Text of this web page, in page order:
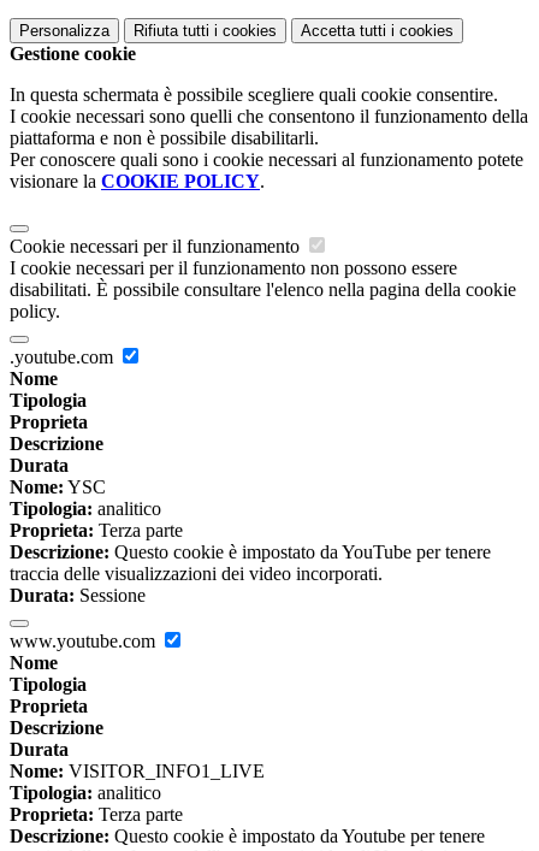
Personalizza Rifiuta tutti i cookies Accetta tutti i cookies
Gestione cookie
In questa schermata è possibile scegliere quali cookie consentire.
I cookie necessari sono quelli che consentono il funzionamento della
piattaforma e non è possibile disabilitarli.
Per conoscere quali sono i cookie necessari al funzionamento potete
visionare la COOKIE POLICY.
Cookie necessari per il funzionamento
I cookie necessari per il funzionamento non possono essere
disabilitati. È possibile consultare l'elenco nella pagina della cookie
policy.
.youtube.com
Nome
Tipologia
Proprieta
Descrizione
Durata
Nome: YSC
Tipologia: analitico
Proprieta: Terza parte
Descrizione: Questo cookie è impostato da YouTube per tenere
traccia delle visualizzazioni dei video incorporati.
Durata: Sessione
www.youtube.com
Nome
Tipologia
Proprieta
Descrizione
Durata
Nome: VISITOR_INFO1_LIVE
Tipologia: analitico
Proprieta: Terza parte
Descrizione: Questo cookie è impostato da Youtube per tenere